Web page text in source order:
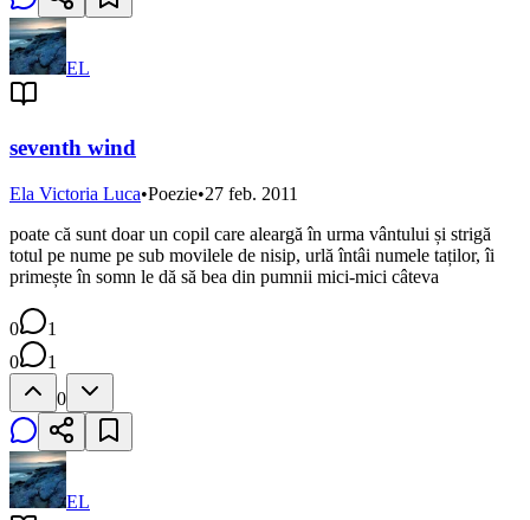
EL
seventh wind
Ela Victoria Luca•Poezie•27 feb. 2011
poate că sunt doar un copil care aleargă în urma vântului și strigă
totul pe nume pe sub movilele de nisip, urlă întâi numele taților, îi
primește în somn le dă să bea din pumnii mici-mici câteva
0
1
0
1
0
EL